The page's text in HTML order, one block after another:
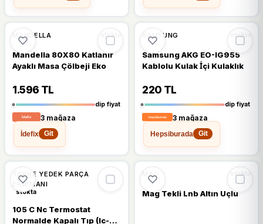
%38 %38 DÜŞTÜ
MANDELLA stokta
Mandella 80X80 Katlanır
Ayaklı Masa Çölbeji Eko
1.596 TL
dip fiyat
3 mağaza
İdefix
Git
%69 %69 DÜŞTÜ
SAMSUNG stokta
Samsung AKG EO-IG955
Kablolu Kulak İçi Kulaklık
220 TL
dip fiyat
3 mağaza
Hepsiburada
Git
%24 🔥%24 DÜŞTÜ
TEKNE YEDEK PARÇA
EKIPMANI
stokta
105 C Nc Termostat
Normalde Kapalı Tıp (Ic-
%52 %52 DÜŞTÜ
MAG stokta
Mag Tekli Lnb Altın Uçlu